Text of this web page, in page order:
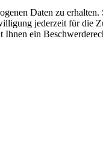
Daten zu
jederzeit für die
ein